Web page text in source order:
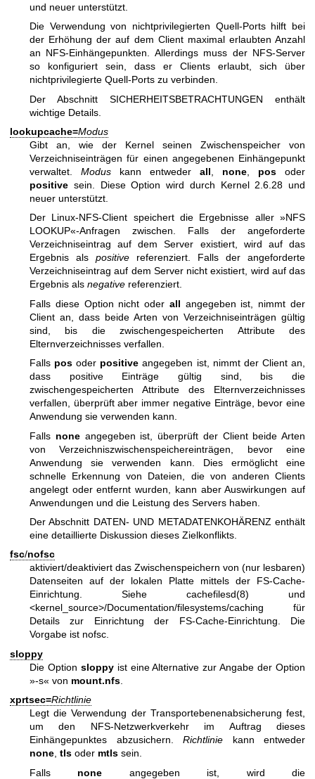
und neuer unterstützt.
Die Verwendung von nichtprivilegierten Quell-Ports hilft bei
der Erhöhung der auf dem Client maximal erlaubten Anzahl
an NFS-Einhängepunkten. Allerdings muss der NFS-Server
so konfiguriert sein, dass er Clients erlaubt, sich über
nichtprivilegierte Quell-Ports zu verbinden.
Der Abschnitt SICHERHEITSBETRACHTUNGEN enthält
wichtige Details.
lookupcache=Modus
Gibt an, wie der Kernel seinen Zwischenspeicher von
Verzeichniseinträgen für einen angegebenen Einhängepunkt
verwaltet. Modus kann entweder all none pos oder
positive sein. Diese Option wird durch Kernel 2.6.28 und
neuer unterstützt.
Der Linux-NFS-Client speichert die Ergebnisse aller »NFS
LOOKUP«-Anfragen zwischen. Falls der angeforderte
Verzeichniseintrag auf dem Server existiert, wird auf das
Ergebnis als positive referenziert. Falls der angeforderte
Verzeichniseintrag auf dem Server nicht existiert, wird auf das
Ergebnis als negative referenziert.
Falls diese Option nicht oder all angegeben ist, nimmt der
Client an, dass beide Arten von Verzeichniseinträgen gültig
sind, bis die zwischengespeicherten Attribute des
Elternverzeichnisses verfallen.
Falls pos oder positive angegeben ist, nimmt der Client an,
dass positive Einträge gültig sind, bis die
zwischengespeicherten Attribute des Elternverzeichnisses
verfallen, überprüft aber immer negative Einträge, bevor eine
Anwendung sie verwenden kann.
Falls noneangegeben ist, überprüft der Client beide Arten
von Verzeichniszwischenspeichereinträgen, bevor eine
Anwendung sie verwenden kann. Dies ermöglicht eine
schnelle Erkennung von Dateien, die von anderen Clients
angelegt oder entfernt wurden, kann aber Auswirkungen auf
Anwendungen und die Leistung des Servers haben.
Der Abschnitt DATEN- UND METADATENKOHÄRENZ enthält
eine detaillierte Diskussion dieses Zielkonflikts.
fsc/nofsc
aktiviert/deaktiviert das Zwischenspeichern von (nur lesbaren)
Datenseiten auf der lokalen Platte mittels der FS-Cache-
Einrichtung. Siehe cachefilesd(8) und
<kernel_source>/Documentation/filesystems/caching für
Details zur Einrichtung der FS-Cache-Einrichtung. Die
Vorgabe ist nofsc.
sloppy
Die Option sloppyist eine Alternative zur Angabe der Option
»-s« von mount.nfs
xprtsec=Richtlinie
Legt die Verwendung der Transportebenenabsicherung fest,
um den NFS-Netzwerkverkehr im Auftrag dieses
Einhängepunktes abzusichern. Richtlinie kann entweder
none tls oder mtls sein.
Falls none angegeben ist, wird die